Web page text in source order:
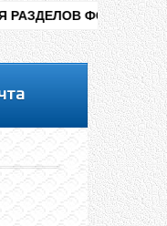
, НАПРИМЕР ;